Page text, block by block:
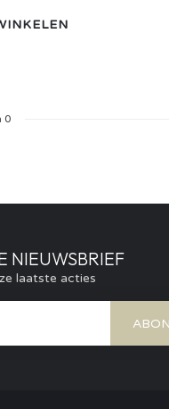
0
NIEUWSBRIEF
laatste acties